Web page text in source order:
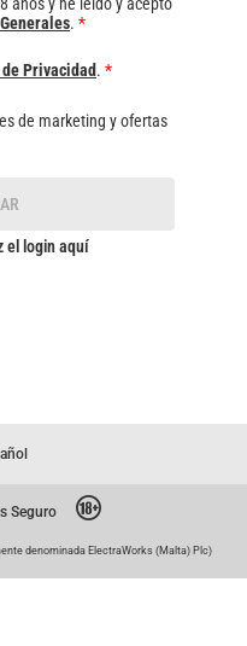
. *
Privacidad. *
de marketing y ofertas
el login aquí
Seguro
denominada ElectraWorks (Malta) Plc)